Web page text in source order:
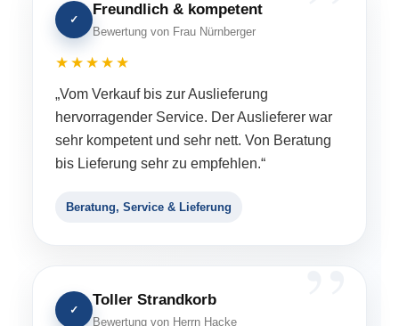
✓
Freundlich & kompetent
Bewertung von Frau Nürnberger
★★★★★
„Vom Verkauf bis zur Auslieferung
hervorragender Service. Der Auslieferer war
sehr kompetent und sehr nett. Von Beratung
bis Lieferung sehr zu empfehlen.“
Beratung, Service & Lieferung
✓
Toller Strandkorb
Bewertung von Herrn Hacke